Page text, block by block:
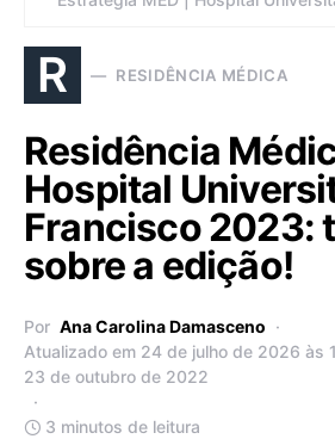
R RESIDÊNCIA MÉDICA
Residência
Hospital
Francisco 2023:
sobre a edição!
Por Ana Carolina Damasceno
Atualizado em 24 de julho de 2026 às
23 de outubro de 2022
3 minutos de leitura